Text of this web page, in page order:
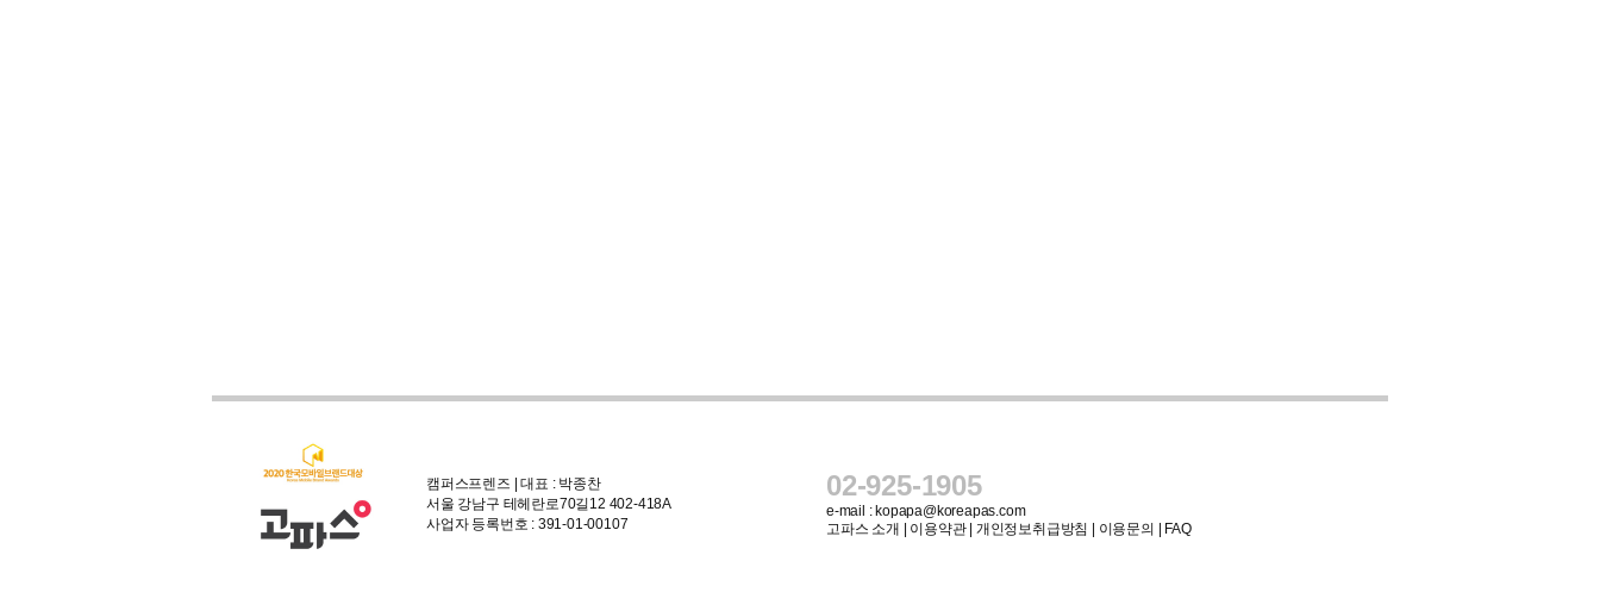
캠퍼스프렌즈 | 대표 : 박종찬
서울 강남구 테헤란로70길12 402-418A
사업자 등록번호 : 391-01-00107
02-925-1905
e-mail : kopapa@koreapas.com
고파스 소개
이용약관| 개인정보취급방침 이용문의 FAQ